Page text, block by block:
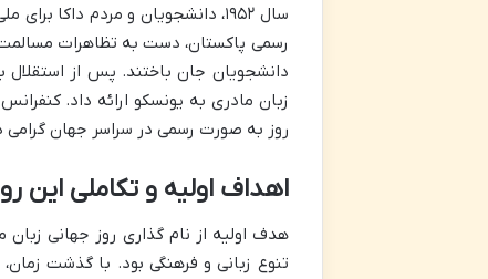
سال ۱۹۵۲، دانشجویان و مردم
رسمی پاکستان، دست به تظاهرات
روز به صورت رسمی در سراسر جهان
اهداف اولیه و تکاملی این
هدف اولیه از نام گذاری روز جهانی
تنوع زبانی و فرهنگی بود. با گذشت